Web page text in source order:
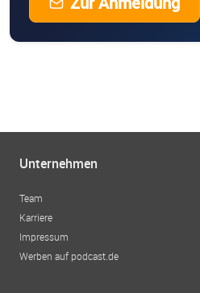
Unternehmen
Team
Karriere
Impressum
Werben auf podcast.de